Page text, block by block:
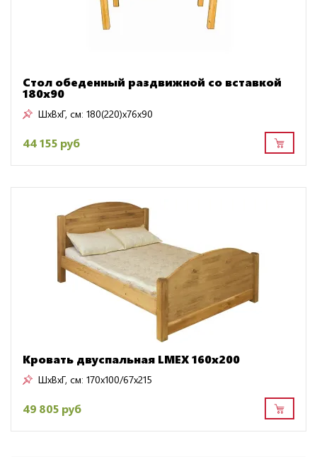
Стол обеденный раздвижной со вставкой
180х90
ШxВxГ, см: 180(220)x76x90
44 155 руб
Кровать двуспальная LMEX 160х200
ШxВxГ, см: 170x100/67x215
49 805 руб